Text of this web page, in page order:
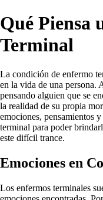
Qué Piensa
Terminal
La condición de enfermo
en la vida de una persona.
pensando alguien que se
la realidad de su propia
emociones, pensamientos
terminal para poder
este difícil trance.
Emociones en
Los enfermos terminales